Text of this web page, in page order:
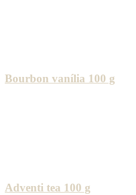
Bourbon vanília 100 g
Adventi tea 100 g